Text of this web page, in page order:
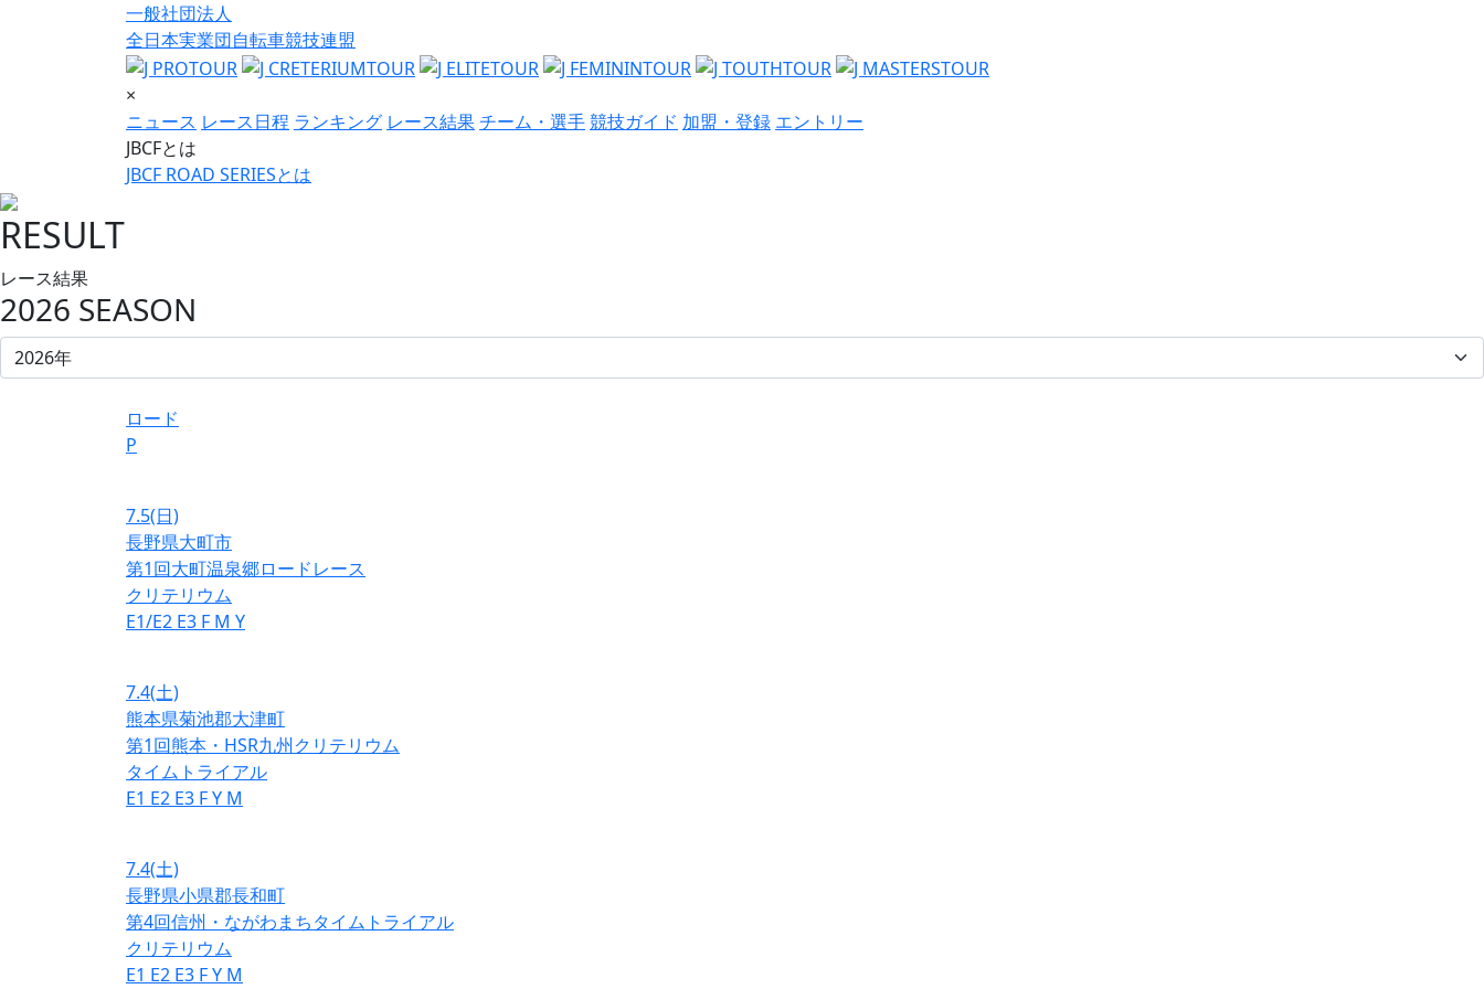
一般社団法人
全日本実業団自転車競技連盟
×
ニュース レース日程 ランキング レース結果チーム・選手競技ガイド 加盟・登録 エントリー
JBCFとは
JBCF ROAD SERIESとは
RESULT
レース結果
2026 SEASON
ロード
P
7.5(日)
長野県大町市
第1回大町温泉郷ロードレース
クリテリウム
E1/E2 E3 F M Y
7.4(土)
熊本県菊池郡大津町
第1回熊本・HSR九州クリテリウム
タイムトライアル
E1 E2 E3 FY M
7.4(土)
長野県小県郡長和町
第4回信州・ながわまちタイムトライアル
クリテリウム
E1 E2 E3 FY M